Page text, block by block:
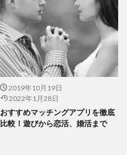
2019年10月19日
2022年1月28日
おすすめマッチングアプリを徹底
比較！遊びから恋活、婚活まで